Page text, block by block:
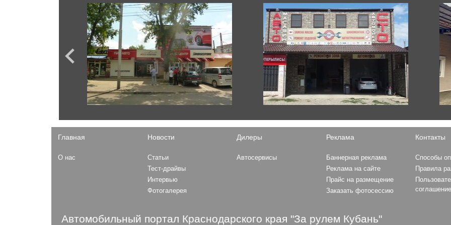
F-150
F-Series
Expedition
27527 Соболь 4x4
Micra
Juke
GT-R
X-Terra
Rogue
Terrano
Almera
Skyline
Murano
Patrol
Mokka
XC70
XC90
Hyundai
Grandeur
Elantra
H-1
Tucson
Solaris
King Long
XMQ6129
MERCEDES AMG
MOTORSPORT
MCLAREN F1 TEAM
SCUDERIA FERRARI
ASTON MARTIN F1 TEAM
Главная
О нас
Новости
Статьи
Тест-драйвы
Интервью
Фотогалерея
Дилеры
Автосервисы
Реклама
Баннерная реклама
Реклама на сайте
Прайс на размещение
Заказать фотосессию
Контакты
Способы
Правила
соглашение
Автомобильный портал Краснодарского края "За рулем Кубань"